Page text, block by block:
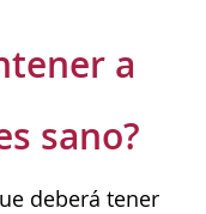
a
sano?
deberá tener